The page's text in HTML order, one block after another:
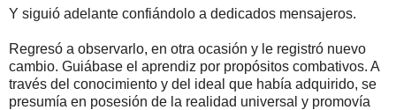
Y siguió adelante confiándolo a dedicados mensajeros.
Regresó a observarlo, en otra ocasión y le registró nuevo
cambio. Guiábase el aprendiz por propósitos combativos. A
través del conocimiento y del ideal que había adquirido, se
presumía en posesión de la realidad universal y promovía